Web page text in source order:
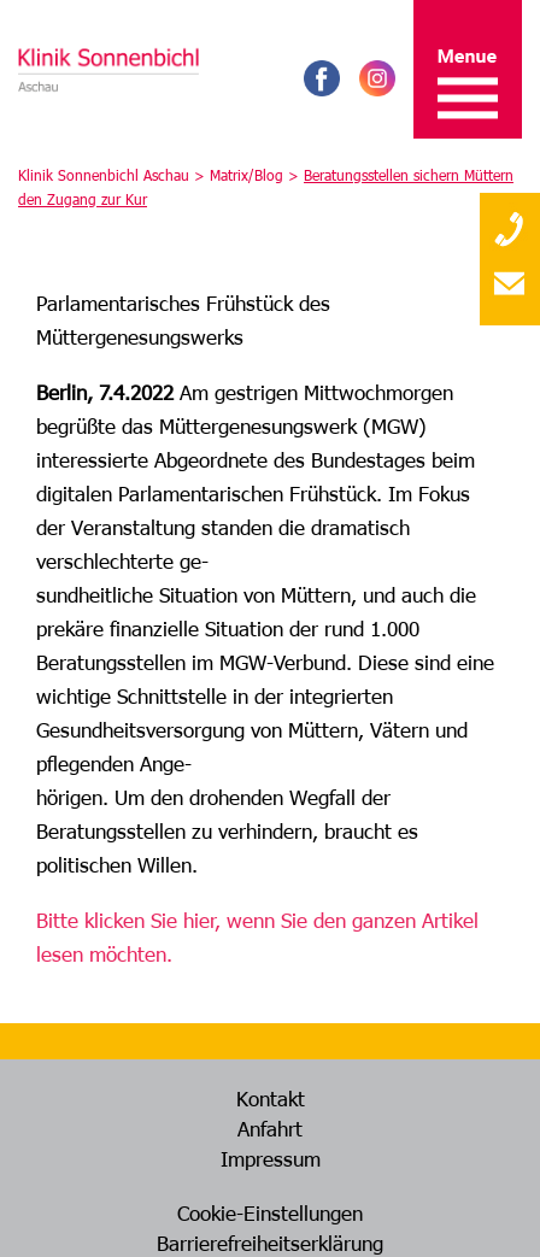
Klinik Sonnenbichl Aschau > Matrix/Blog > Beratungsstellen sichern Müttern
den Zugang zur Kur
Parlamentarisches Frühstück des
Müttergenesungswerks
Berlin, 7.4.2022Am gestrigen Mittwochmorgen
begrüßte das Müttergenesungswerk (MGW)
interessierte Abgeordnete des Bundestages beim
digitalen Parlamentarischen Frühstück. Im Fokus
der Veranstaltung standen die dramatisch
verschlechterte ge-
sundheitliche Situation von Müttern, und auch die
prekäre finanzielle Situation der rund 1.000
Beratungsstellen im MGW-Verbund. Diese sind eine
wichtige Schnittstelle in der integrierten
Gesundheitsversorgung von Müttern, Vätern und
pflegenden Ange-
hörigen. Um den drohenden Wegfall der
Beratungsstellen zu verhindern, braucht es
politischen Willen.
Bitte klicken Sie hier, wenn Sie den ganzen Artikel
lesen möchten.
Kontakt
Anfahrt
Impressum
Cookie-Einstellungen
Barrierefreiheitserklärung